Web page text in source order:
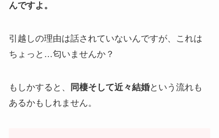
んですよ。
引越しの理由は話されていないんですが、これは
ちょっと…匂いませんか？
もしかすると、 同棲そして近々結婚という流れも
あるかもしれません。